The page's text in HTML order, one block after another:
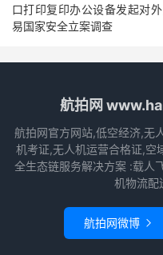
口打印复印办公设备发起对
易国家安全立案调查
航拍网
航拍网官方网站,低空经济,无
机考证,无人机运营合格证,空
全生态链服务解决方案 :载人
机物流配
航拍网微博 